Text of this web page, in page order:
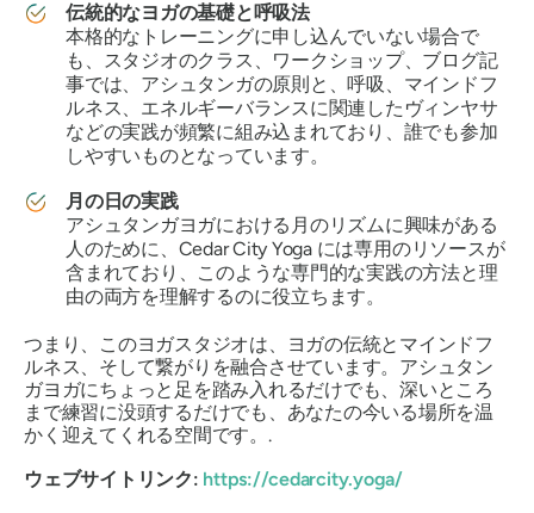
伝統的なヨガの基礎と呼吸法
本格的なトレーニングに申し込んでいない場合で
も、スタジオのクラス、ワークショップ、ブログ記
事では、アシュタンガの原則と、呼吸、マインドフ
ルネス、エネルギーバランスに関連したヴィンヤサ
などの実践が頻繁に組み込まれており、誰でも参加
しやすいものとなっています。
月の日の実践
アシュタンガヨガにおける月のリズムに興味がある
人のために、Cedar City Yoga には専用のリソースが
含まれており、このような専門的な実践の方法と理
由の両方を理解するのに役立ちます。
つまり、このヨガスタジオは、ヨガの伝統とマインドフ
ルネス、そして繋がりを融合させています。アシュタン
ガヨガにちょっと足を踏み入れるだけでも、深いところ
まで練習に没頭するだけでも、あなたの今いる場所を温
かく迎えてくれる空間です。.
ウェブサイトリンク: https://cedarcity.yoga/